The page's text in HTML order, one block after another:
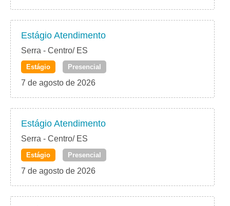
Estágio Atendimento
Serra - Centro/ ES
Estágio Presencial
7 de agosto de 2026
Estágio Atendimento
Serra - Centro/ ES
Estágio Presencial
7 de agosto de 2026